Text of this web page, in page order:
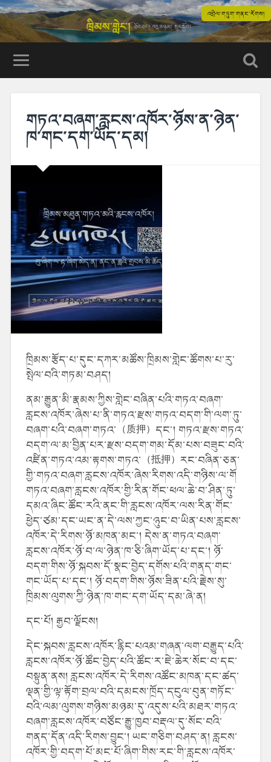
འབྲེལ་གཏུག་གནང་རོགས།
གཏའ་བཞག་རླངས་འཁོར་ཉོས་ན་ཉེན་
ཁ་གང་དག་ཡོད་དམ།
ཁྲིམས་རྩོད་པ་དུང་དཀར་མཚོས་ཁྲིམས་གླེང་ཚོགས་པ་རུ་
སྤེལ་བའི་གཏམ་བཤད།
ནམ་རྒྱུན་མི་རྣམས་ཀྱིས་གླེང་བཞིན་པའི་གཏའ་བཞག་
རླངས་འཁོར་ཞེས་པ་ནི་གཏའ་རྫས་གཏའ་བདག་གི་ལག་ཏུ་
བཞག་པའི་བཞག་གཏའ་（质押）དང་། གཏའ་རྫས་གཏའ་
བདག་ལ་མ་བྱིན་པར་རྫས་བདག་གམ་དོམ་པས་བཟུང་བའི་
འཛིན་གཏའ་འམ་རྟགས་གཏའ་（抵押）རང་བཞིན་ཅན་
གྱི་གཏའ་བཞག་རླངས་འཁོར་ཞེས་རིགས་འདི་གཉིས་ལ་གོ
གཏའ་བཞག་རླངས་འཁོར་གྱི་རིན་གོང་ཕལ་ཆེ་བ་ཤིན་ཏུ་
དམའ་ཞིང་ཚོང་རའི་ནང་གི་རླངས་འཁོར་ལས་རིན་གོང་
ཕྱེད་ཙམ་དང་ཡང་ན་དེ་ལས་ཀྱང་ཉུང་བ་ཡིན་པས་རླངས་
འཁོར་དེ་རིགས་ཉོ་མཁན་མང་། དེས་ན་གཏའ་བཞག་
རླངས་འཁོར་ཉོ་བ་ལ་ཉེན་ཁ་ཅི་ཞིག་ཡོད་པ་དང་། ཉོ་
བདག་གིས་ཉོ་སྐབས་དོ་སྣང་བྱེད་དགོས་པའི་གནད་གང་
གང་ཡོད་པ་དང་། ཉོ་བདག་གིས་ཉོས་ཟིན་པའི་རྗེས་སུ་
ཁྲིམས་ལུགས་ཀྱི་ཉེན་ཁ་གང་དག་ཡོད་དམ་ཞེ་ན།
དང་པོ། རྒྱབ་ལྗོངས།
དེང་སྐབས་རླངས་འཁོར་རྙིང་པའམ་གཞན་ལག་བརྒྱུད་པའི་
རླངས་འཁོར་ཉོ་ཚོང་བྱེད་པའི་ཚོང་ར་ཇེ་ཆེར་སོང་བ་དང་
བསྟུན་ནས། རླངས་འཁོར་དེ་རིགས་འཚོང་མཁན་དང་ཚད་
ལྡན་གྱི་ལྟ་རྟོག་བྲལ་བའི་དམངས་ཁྲོད་དངུལ་བུན་གཏོང་
བའི་ལམ་ལུགས་གཉིས་མཉམ་དུ་འདུས་པའི་མཐར་གཏའ་
བཞག་རླངས་འཁོར་བཙོང་རྒྱུ་ཁྱབ་བརྡལ་དུ་སོང་བའི་
གནད་དོན་འདི་རིགས་བྱུང་། ཡང་གཅིག་བཤད་ན། རླངས་
འཁོར་གྱི་བདག་པོ་མང་པོ་ཞིག་གིས་རང་གི་རླངས་འཁོར་